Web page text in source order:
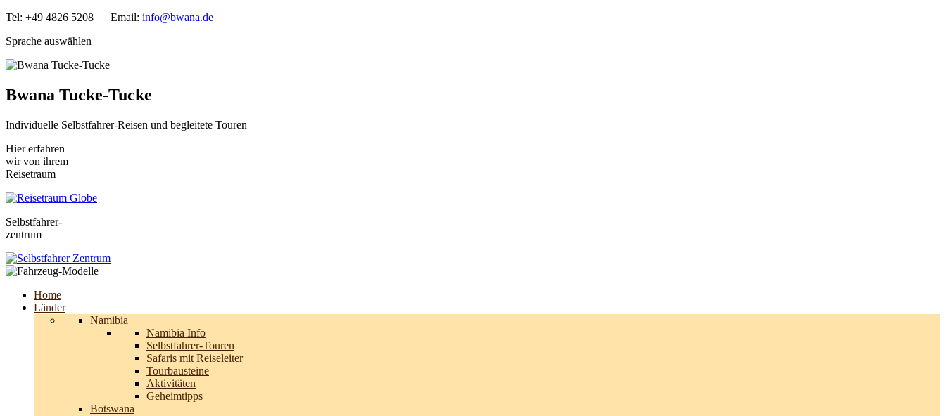
Tel: +49 4826 5208 Email: info@bwana.de
Sprache auswählen
Bwana Tucke-Tucke
Individuelle Selbstfahrer-Reisen und begleitete Touren
Hier erfahren
wir von ihrem
Reisetraum
Selbstfahrer-
zentrum
Home
Länder
Namibia
Namibia Info
Selbstfahrer-Touren
Safaris mit Reiseleiter
Tourbausteine
Aktivitäten
Geheimtipps
Botswana